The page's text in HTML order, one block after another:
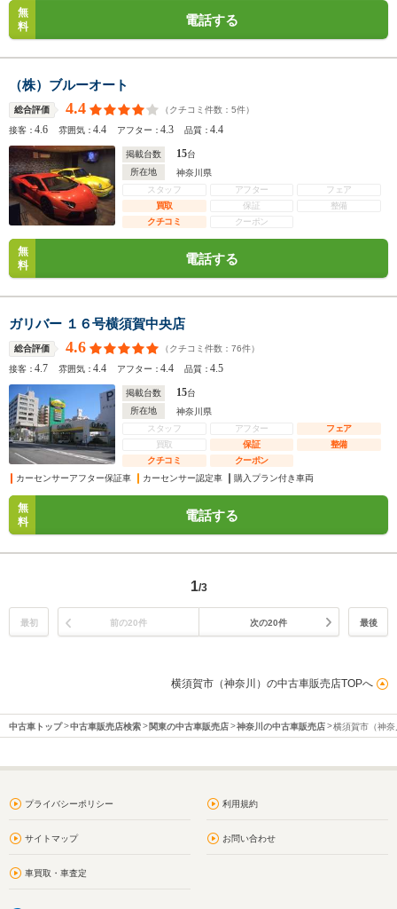
無
料
電話する
（株）ブルーオート
総合評価 4.4 （クチコミ件数： 5件）
接客：4.6 雰囲気：4.4 アフター：4.3 品質：4.4
掲載台数 15台
所在地
神奈川県
スタッフ
アフター
フェア
買取
保証
整備
クチコミ
クーポン
無
料
電話する
ガリバー １６号横須賀中央店
総合評価 4.6 （クチコミ件数： 76件）
接客：4.7 雰囲気：4.4 アフター：4.4 品質：4.5
掲載台数 15台
所在地
神奈川県
スタッフ
アフター
フェア
買取
保証
整備
クチコミ
クーポン
カーセンサーアフター保証車
カーセンサー認定車 購入プラン付き車両
無
料
電話する
1/3
最初 前の20件 次の20件 最後
横須賀市（神奈川）の中古車販売店TOPへ
中古車トップ 中古車販売店検索 関東の中古車販売店 神奈川の中古車販売店 横須賀市（神
プライバシーポリシー 利用規約
サイトマップ お問い合わせ
車買取・車査定